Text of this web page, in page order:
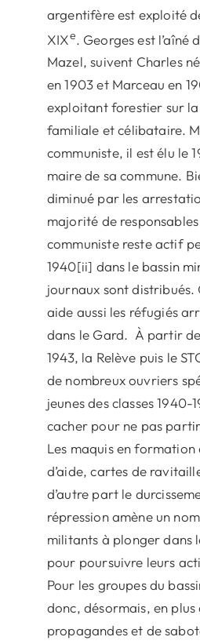
argentifère est exploité
XIXe
. Georges est
Mazel, suivent Charles
en 1903 et Marceau en
exploitant forestier sur
familiale et célibataire.
communiste, il est élu le
maire de sa commune.
diminué par les
majorité de
communiste reste actif
1940[ii] dans le bassin
journaux sont distribués.
aide aussi les réfugiés
dans le Gard. À partir de
1943, la Relève puis le
de nombreux ouvriers
jeunes des classes 1940-
cacher pour ne pas
Les maquis en formation
d’aide, cartes de
d’autre part le
répression amène un
militants à plonger dans
pour poursuivre leurs
Pour les groupes du
donc, désormais, en
propagandes et de